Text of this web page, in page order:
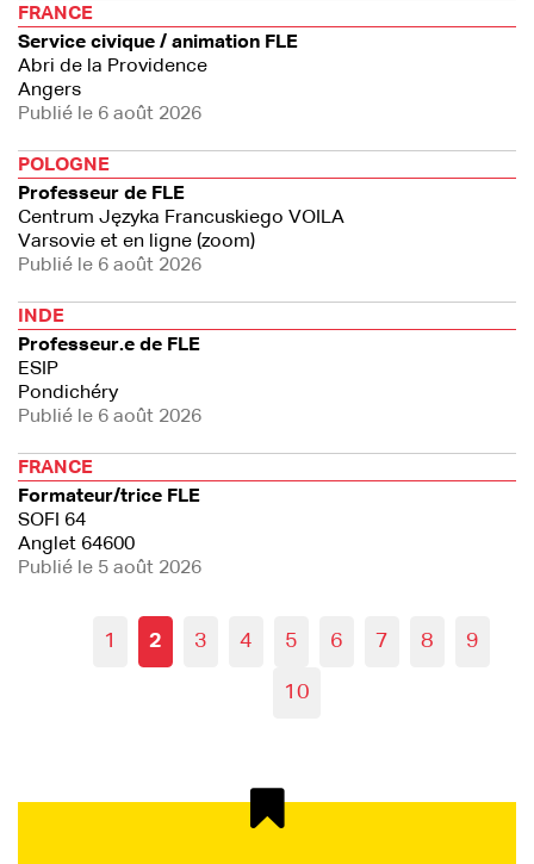
FRANCE
Service civique / animation FLE
Abri de la Providence
Angers
Publié le 6 août 2026
POLOGNE
Professeur de FLE
Centrum Języka Francuskiego VOILA
Varsovie et en ligne (zoom)
Publié le 6 août 2026
INDE
Professeur.e de FLE
ESIP
Pondichéry
Publié le 6 août 2026
FRANCE
Formateur/trice FLE
SOFI 64
Anglet 64600
Publié le 5 août 2026
1 2 3 4 5 6 7 8 9
10